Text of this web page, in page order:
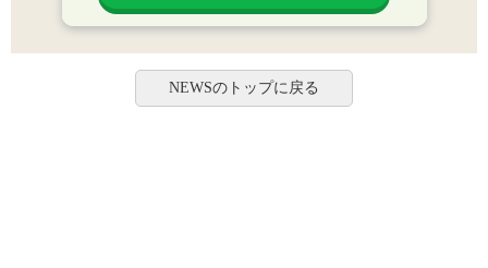
NEWSのトップに戻る